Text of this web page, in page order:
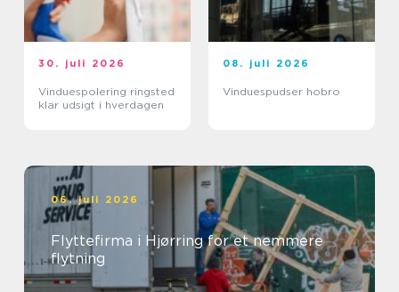
30. juli 2026
Vinduespolering ringsted
klar udsigt i hverdagen
08. juli 2026
Vinduespudser hobro
06. juli 2026
Flyttefirma i Hjørring for et nemmere
flytning